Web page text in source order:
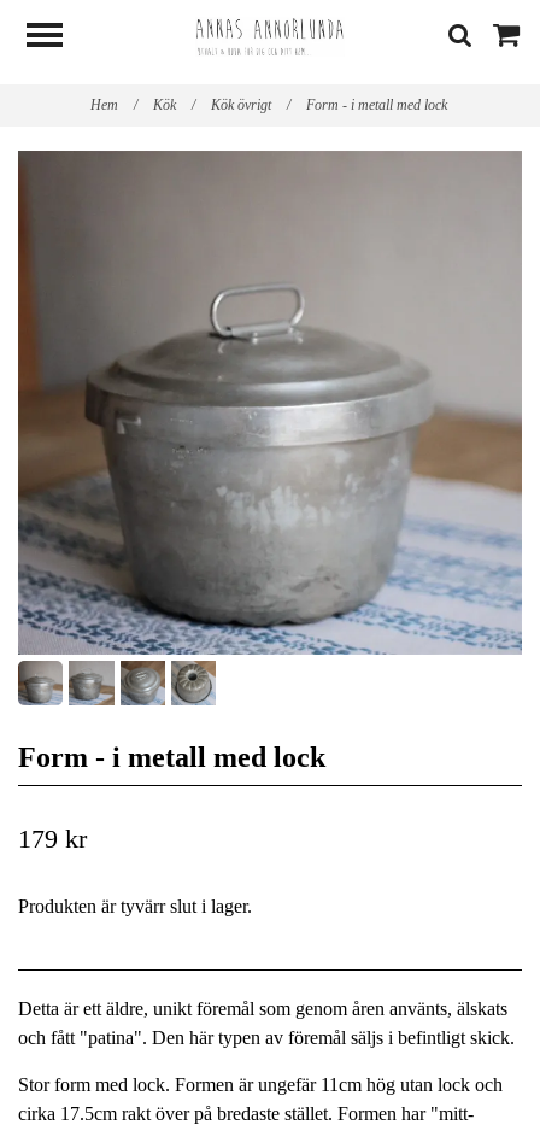
Hem / Kök / Kök övrigt / Form - i metall med lock
Form - i metall med lock
179 kr
Produkten är tyvärr slut i lager.
Detta är ett äldre, unikt föremål som genom åren använts, älskats
och fått "patina". Den här typen av föremål säljs i befintligt skick.
Stor form med lock. Formen är ungefär 11cm hög utan lock och
cirka 17.5cm rakt över på bredaste stället. Formen har "mitt-